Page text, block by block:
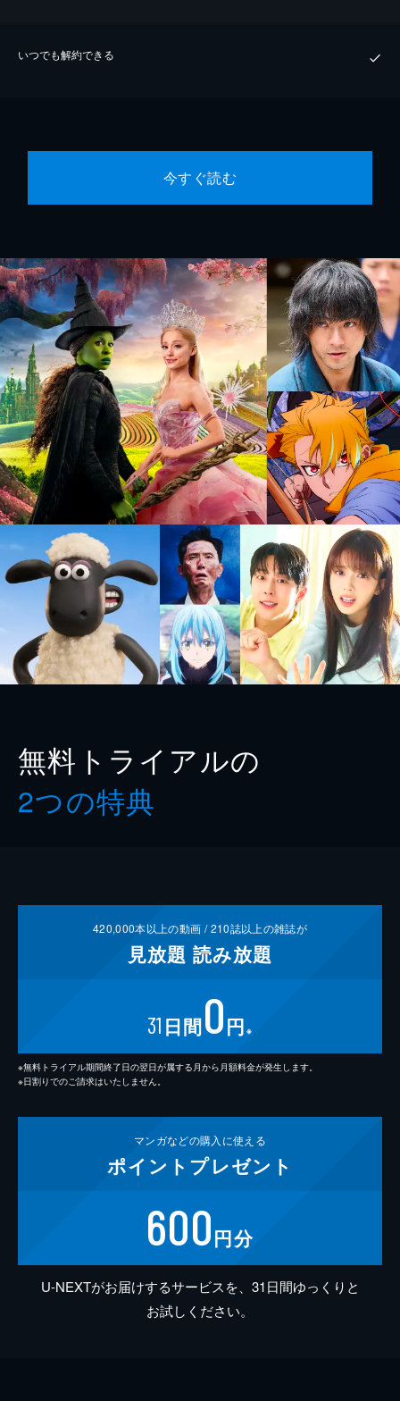
いつでも解約できる
今すぐ読む
無料トライアルの
2つの特典
420,000本以上の動画 /210誌以上の雑誌が
見放題 読み放題
31 日間0円 ※
※無料トライアル期間終了日の翌日が属する月から月額料金が発生します。
※日割りでのご請求はいたしません。
マンガなどの購入に使える
ポイント プレゼント
600円分
U-NEXTがお届けするサービスを、31日間ゆっくりと
お試しください。